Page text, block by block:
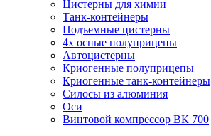
Цистерны для химии
Танк-контейнеры
Подъемные цистерны
4х осные полуприцепы
Автоцистерны
Криогенные полуприцепы
Криогенные танк-контейнеры
Силосы из алюминия
Оси
Винтовой компрессор ВК 700